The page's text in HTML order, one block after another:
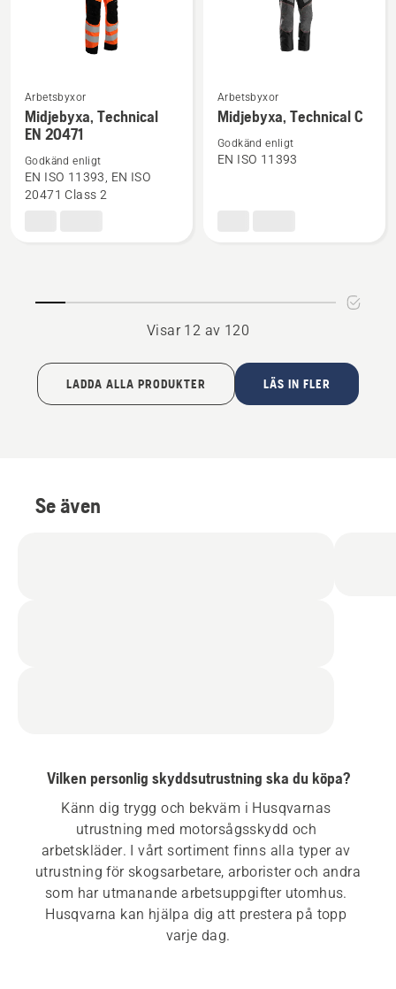
Se
mer
information
om
Midjebyxa,
Arbetsbyxor
Midjebyxa, Technical
EN 20471
Godkänd enligt
EN ISO 11393, EN ISO
20471 Class 2
Se
mer
information
om
Arbetsbyxor
Midjebyxa, Technical C
Godkänd enligt
EN ISO 11393
Visar 12 av 120
LADDA ALLA PRODUKTER LÄS IN FLER
Se även
Vilken personlig skyddsutrustning ska du köpa?
Känn dig trygg och bekväm i Husqvarnas
utrustning med motorsågsskydd och
arbetskläder. I vårt sortiment finns alla typer av
utrustning för skogsarbetare, arborister och andra
som har utmanande arbetsuppgifter utomhus.
Husqvarna kan hjälpa dig att prestera på topp
varje dag.